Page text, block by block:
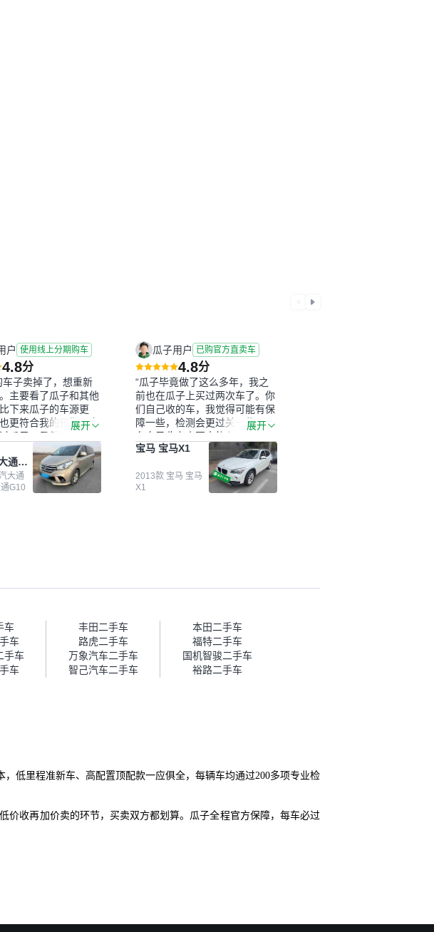
户 使用线上分期购车
4.8分
车子卖掉了，想重新
主要看了瓜子和其他
下来瓜子的车源更
更符合我的预期。之
瓜子，虽然价格没谈
一直留着。瓜子毕竟
整体印象还好。我最
上汽大通，18年的
9万多，符合我的要
台的分期需要到当地
展开
通
大通
G10
瓜子用户 已购官方直卖车
4.8分
“瓜子毕竟做了这么多年，我之
前也在瓜子上买过两次车了。你
们自己收的车，我觉得可能有保
障一些，检测会更过关一些。平
台自己收上来再卖的车，应该更
可靠。我买的是宝马X1，主要看
中它的价格和公里数比较合适。
另外，瓜子承诺无火烧、无事
故、无泡水、无调表，在平台自
帮我谈价。自营车我讲过价，最
后是通过花一块钱买优惠券的方
式，便宜了800块钱成交。”
展开
宝马 宝马X1
2013款 宝马 宝马
X1
车 丰田二手车
本田二手车
车 路虎二手车
福特二手车
手车 万象汽车二手车
国机智骏二手车
车 智己汽车二手车 裕路二手车
低里程准新车、高配置顶配款一应俱全，每辆车均通过200多项专业检
价收再加价卖的环节，买卖双方都划算。瓜子全程官方保障，每车必过